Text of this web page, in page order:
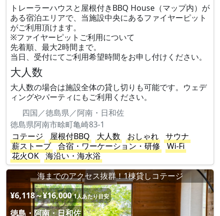
トレーラーハウスと屋根付きBBQ House（マップ内）が
ある宿泊エリアで、当施設中央にあるファイヤーピット
がご利用頂けます。
※ファイヤーピットご利用について
先着順、最大2時間まで。
当日、受付にてご利用希望時間をお申し付けください。
大人数
大人数の場合は施設全体の貸し切りも可能です。ウェデ
ィングやパーティにもご利用ください。
四国／徳島県／阿南・日和佐
徳島県阿南市畭町亀崎83-1
コテージ
屋根付BBQ 大人数 おしゃれ
サウナ
薪ストーブ
合宿・ワーケーション・研修
Wi-Fi
花火OK
海沿い・海水浴
海までのアクセス抜群！1棟貸しコテージ
¥6,118～¥16,000 1人あたり目安
徳島・阿南・日和佐